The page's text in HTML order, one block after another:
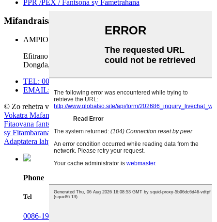
PPR /PEX / Fantsona sy Fametrahana
Mifandraisa aminay
AMPIO:
Efitrano 911, Tranobe T1, Foibe Peratra, No.333 Lalana
Dongda, Chengdu, Sina.
TEL: 0086-18180897627
EMAIL: chuangrong@cdchuangrong.com
© Zo rehetra voatokana - 2010-2025.
Vokatra Mafana
Sarintanin'ny tranonkala
Fitaovana fantsona HDPE
sy Fitambarana Hdpe,Fantsona rano Pe,Fanamboarana Clamp
Adaptatera lahy
Phone
Tel
0086-19182258481